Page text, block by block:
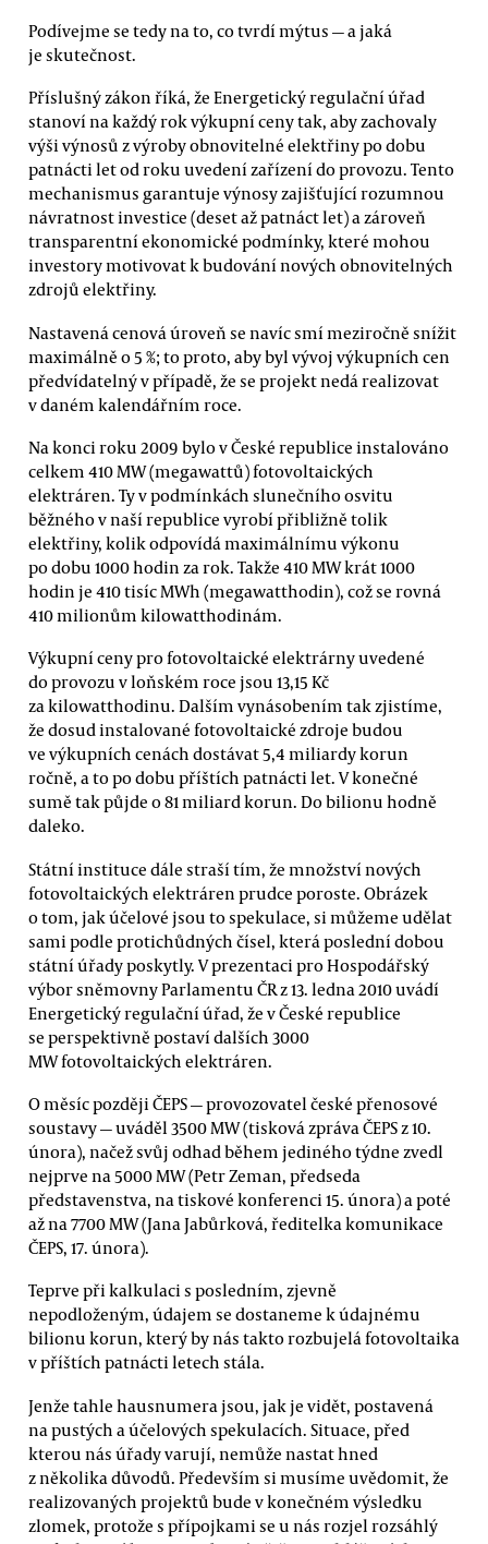
Podívejme se tedy na to, co tvrdí mýtus — a jaká
je skutečnost.
Příslušný zákon říká, že Energetický regulační úřad
stanoví na každý rok výkupní ceny tak, aby zachovaly
výši výnosů z výroby obnovitelné elektřiny po dobu
patnácti let od roku uvedení zařízení do provozu. Tento
mechanismus garantuje výnosy zajišťující rozumnou
návratnost investice (deset až patnáct let) a zároveň
transparentní ekonomické podmínky, které mohou
investory motivovat k budování nových obnovitelných
zdrojů elektřiny.
Nastavená cenová úroveň se navíc smí meziročně snížit
maximálně o 5 %; to proto, aby byl vývoj výkupních cen
předvídatelný v případě, že se projekt nedá realizovat
v daném kalendářním roce.
Na konci roku 2009 bylo v České republice instalováno
celkem 410 MW (megawattů) fotovoltaických
elektráren. Ty v podmínkách slunečního osvitu
běžného v naší republice vyrobí přibližně tolik
elektřiny, kolik odpovídá maximálnímu výkonu
po dobu 1000 hodin za rok. Takže 410 MW krát 1000
hodin je 410 tisíc MWh (megawatthodin), což se rovná
410 milionům kilowatthodinám.
Výkupní ceny pro fotovoltaické elektrárny uvedené
do provozu v loňském roce jsou 13,15 Kč
za kilowatthodinu. Dalším vynásobením tak zjistíme,
že dosud instalované fotovoltaické zdroje budou
ve výkupních cenách dostávat 5,4 miliardy korun
ročně, a to po dobu příštích patnácti let. V konečné
sumě tak půjde o 81 miliard korun. Do bilionu hodně
daleko.
Státní instituce dále straší tím, že množství nových
fotovoltaických elektráren prudce poroste. Obrázek
o tom, jak účelové jsou to spekulace, si můžeme udělat
sami podle protichůdných čísel, která poslední dobou
státní úřady poskytly. V prezentaci pro Hospodářský
výbor sněmovny Parlamentu ČR z 13. ledna 2010 uvádí
Energetický regulační úřad, že v České republice
se perspektivně postaví dalších 3000
MW fotovoltaických elektráren.
O měsíc později ČEPS — provozovatel české přenosové
soustavy — uváděl 3500 MW (tisková zpráva ČEPS z 10.
února), načež svůj odhad během jediného týdne zvedl
nejprve na 5000 MW (Petr Zeman, předseda
představenstva, na tiskové konferenci 15. února) a poté
až na 7700 MW (Jana Jabůrková, ředitelka komunikace
ČEPS, 17. února).
Teprve při kalkulaci s posledním, zjevně
nepodloženým, údajem se dostaneme k údajnému
bilionu korun, který by nás takto rozbujelá fotovoltaika
v příštích patnácti letech stála.
Jenže tahle hausnumera jsou, jak je vidět, postavená
na pustých a účelových spekulacích. Situace, před
kterou nás úřady varují, nemůže nastat hned
z několika důvodů. Především si musíme uvědomit, že
realizovaných projektů bude v konečném výsledku
zlomek, protože s přípojkami se u nás rozjel rozsáhlý